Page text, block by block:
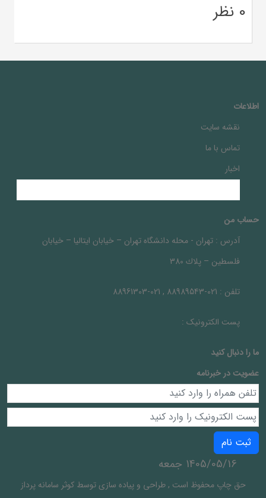
0 نظر
اطلاعات
نقشه سایت
تماس با ما
اخبار
حساب من
آدرس : تهران - محله دانشگاه تهران – خيابان ايتاليا – خيابان
فلسطين – پلاك 380
تلفن : 021-88989543 , 021-88961303
پست الکترونیک :
ما را دنبال کنيد
عضویت در خبرنامه
ثبت نام
1405/05/16 جمعه
حق چاپ محفوظ است ,طراحی و پیاده سازی توسطکوثر سامانه پرداز